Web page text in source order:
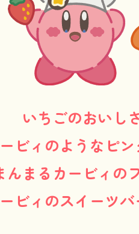
いちごのおいし
ビィのようなピン
んまるカービィの
ビィのスイーツ